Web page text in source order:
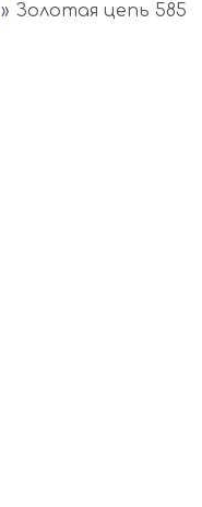
» Золотая цепь 585